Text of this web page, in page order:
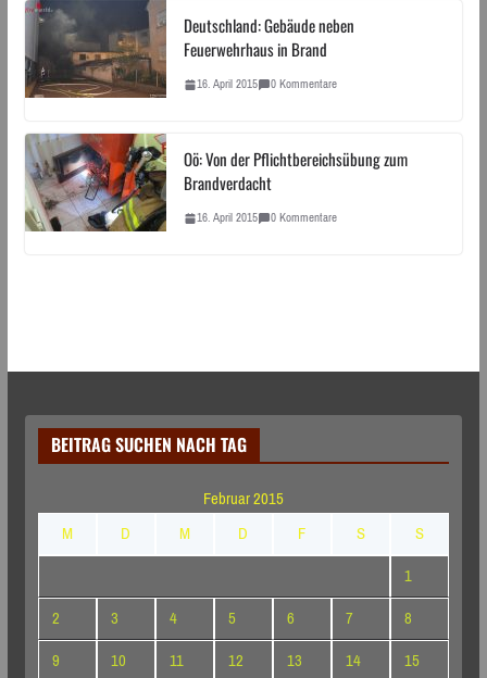
Deutschland: Gebäude neben
Feuerwehrhaus in Brand
16. April 2015 0 Kommentare
Oö: Von der Pflichtbereichsübung zum
Brandverdacht
16. April 2015 0 Kommentare
BEITRAG SUCHEN NACH TAG
Februar 2015
M
D M D F S
S
1
2
3 4 5 6 7
8
9
10 11 12 13 14
15